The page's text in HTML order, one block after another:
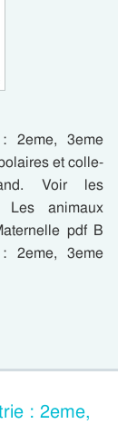
2eme, 3eme
et colle-
Voir les
Les animaux
pdf B
2eme, 3eme
: 2eme,